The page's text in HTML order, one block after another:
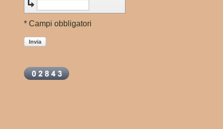
* Campi obbligatori
Invia